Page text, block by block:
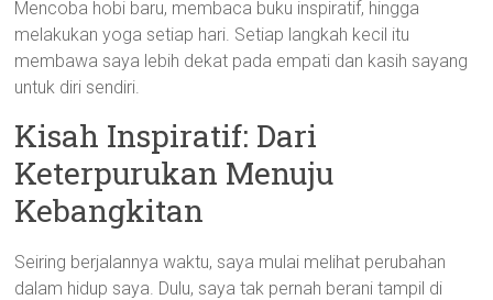
Mencoba hobi baru, membaca buku inspiratif, hingga
melakukan yoga setiap hari. Setiap langkah kecil itu
membawa saya lebih dekat pada empati dan kasih sayang
untuk diri sendiri.
Kisah Inspiratif: Dari
Keterpurukan Menuju
Kebangkitan
Seiring berjalannya waktu, saya mulai melihat perubahan
dalam hidup saya. Dulu, saya tak pernah berani tampil di